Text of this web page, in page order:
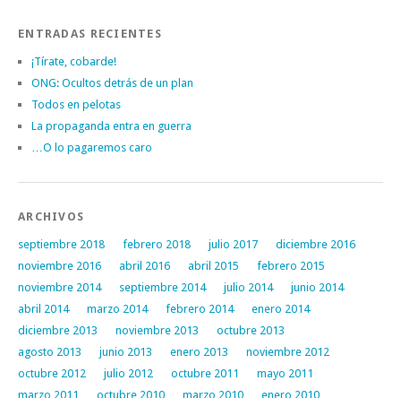
ENTRADAS RECIENTES
¡Tírate, cobarde!
ONG: Ocultos detrás de un plan
Todos en pelotas
La propaganda entra en guerra
…O lo pagaremos caro
ARCHIVOS
septiembre 2018 febrero 2018 julio 2017
diciembre 2016
noviembre 2016
abril 2016 abril 2015
febrero 2015
noviembre 2014
septiembre 2014 julio 2014
junio 2014
abril 2014
marzo 2014 febrero 2014
enero 2014
diciembre 2013
noviembre 2013
octubre 2013
agosto 2013
junio 2013 enero 2013
noviembre 2012
octubre 2012
julio 2012 octubre 2011
mayo 2011
marzo 2011
octubre 2010 marzo 2010
enero 2010